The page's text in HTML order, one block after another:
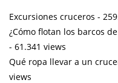
Excursiones cruceros -
¿Cómo flotan los barcos
- 61.341 views
Qué ropa llevar a un
views